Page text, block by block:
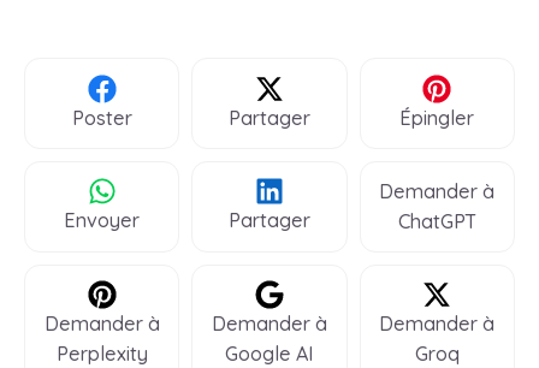
Poster Partager Épingler
Envoyer Partager
Demander à
ChatGPT
Demander à
Perplexity
Demander à
Google AI
Demander à
Groq